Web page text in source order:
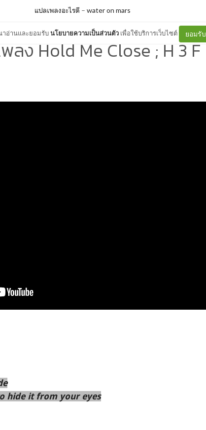
าอ่านและยอมรับนโยบายความเป็นส่วนตัว เพื่อใช้บริการเว็บไซต์ ยอมรับ
แปลเพลงอะไรดี – water on mars
ลง Hold Me Close ; H 3 F
hide it from your eyes